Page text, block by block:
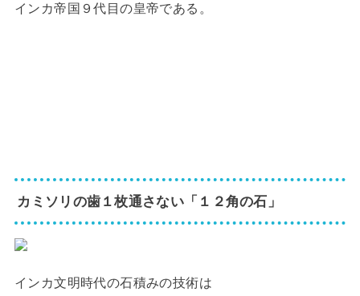
インカ帝国９代目の皇帝である。
カミソリの歯１枚通さない「１２角の石」
インカ文明時代の石積みの技術は